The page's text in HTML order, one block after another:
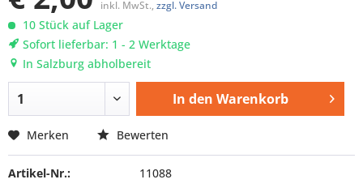
inkl. MwSt., zzgl. Versand
10 Stück auf Lager
Sofort lieferbar: 1 - 2 Werktage
In Salzburg abholbereit
In den Warenkorb
Merken Bewerten
Artikel-Nr.: 11088